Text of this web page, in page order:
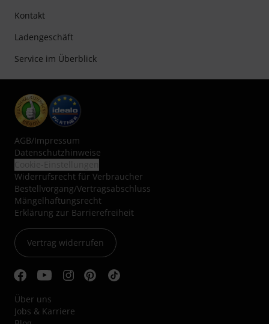
Kontakt
Ladengeschäft
Service im Überblick
AGB/Impressum
Datenschutzhinweise
Widerrufsrecht für Verbraucher
Bestellvorgang/Vertragsabschluss
Mängelhaftungsrecht
Erklärung zur Barrierefreiheit
Vertrag widerrufen
Über uns
Jobs & Karriere